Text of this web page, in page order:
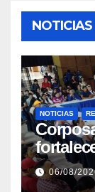
NOTICIAS
NOTICIAS
06/08/